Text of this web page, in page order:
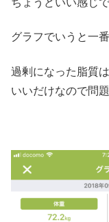
グラフでいうと一
過剰になった脂質
いいだけなので問